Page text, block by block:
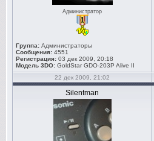
Администратор
Группа: Администраторы
Сообщения: 4551
Регистрация: 03 дек 2009, 20:18
Модель 3DO: GoldStar GDO-203P Alive II
22 дек 2009, 21:02
Silentman